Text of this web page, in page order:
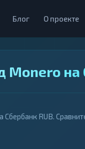
Блог О проекте
Monero на
RUB.